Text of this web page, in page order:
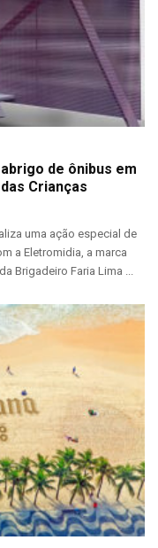
de ônibus em
Crianças
uma ação especial de
a Eletromidia, a marca
Brigadeiro Faria Lima ...